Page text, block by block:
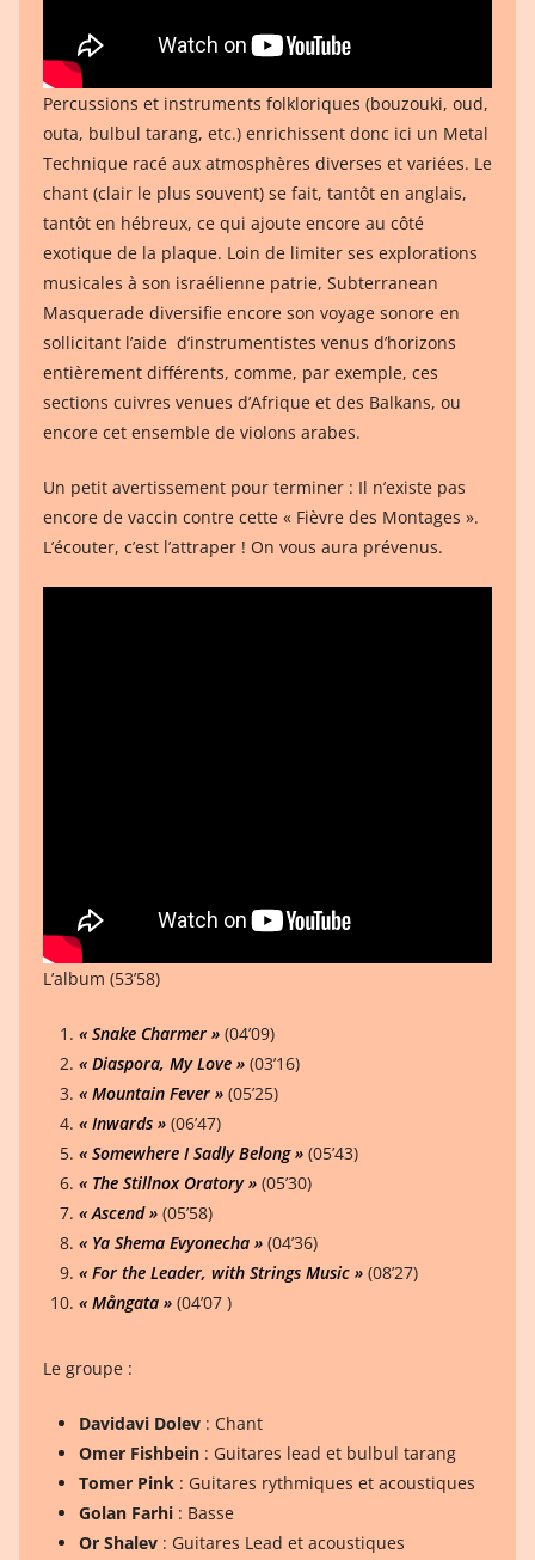
Percussions et instruments folkloriques (bouzouki, oud,
outa, bulbul tarang, etc.) enrichissent donc ici un Metal
Technique racé aux atmosphères diverses et variées. Le
chant (clair le plus souvent) se fait, tantôt en anglais,
tantôt en hébreux, ce qui ajoute encore au côté
exotique de la plaque. Loin de limiter ses explorations
musicales à son israélienne patrie, Subterranean
Masquerade diversifie encore son voyage sonore en
sollicitant l’aide d’instrumentistes venus d’horizons
entièrement différents, comme, par exemple, ces
sections cuivres venues d’Afrique et des Balkans, ou
encore cet ensemble de violons arabes.
Un petit avertissement pour terminer : Il n’existe pas
encore de vaccin contre cette « Fièvre des Montages ».
L’écouter, c’est l’attraper ! On vous aura prévenus.
L’album (53’58)
« Snake Charmer » (04’09)
« Diaspora, My Love » (03’16)
« Mountain Fever » (05’25)
« Inwards » (06’47)
« Somewhere I Sadly Belong » (05’43)
« The Stillnox Oratory » (05’30)
« Ascend » (05’58)
« Ya Shema Evyonecha » (04’36)
« For the Leader, with Strings Music » (08’27)
« Mångata » (04’07 )
Le groupe :
Davidavi Dolev : Chant
Omer Fishbein : Guitares lead et bulbul tarang
Tomer Pink : Guitares rythmiques et acoustiques
Golan Farhi : Basse
Or Shalev : Guitares Lead et acoustiques